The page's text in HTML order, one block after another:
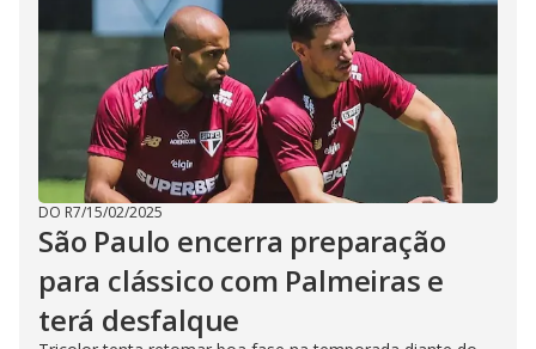
DO R7/15/02/2025
São Paulo encerra preparação
para clássico com Palmeiras e
terá desfalque